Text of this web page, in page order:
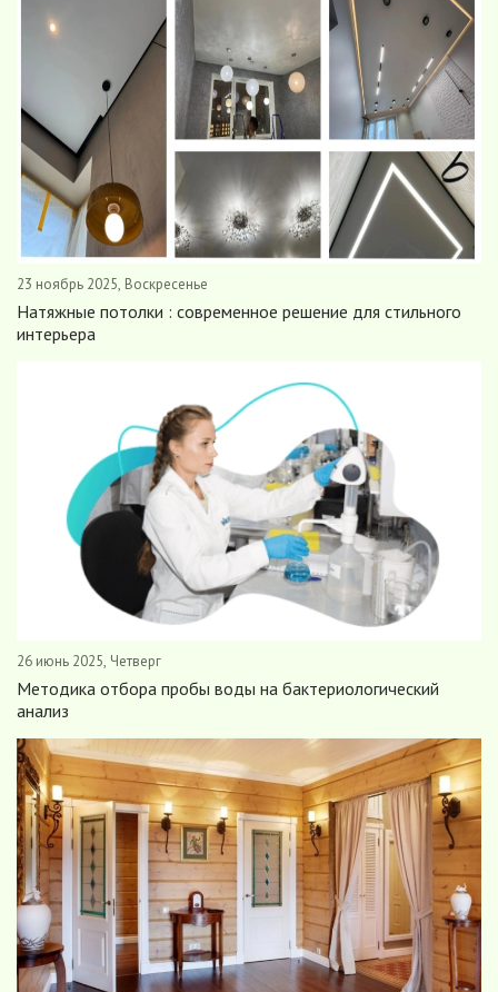
-- Люблю давать советы и очень не люблю, когда их дают мне.
23 ноябрь 2025, Воскресенье
Натяжные потолки : современное решение для стильного
интерьера
26 июнь 2025, Четверг
Методика отбора пробы воды на бактериологический
анализ